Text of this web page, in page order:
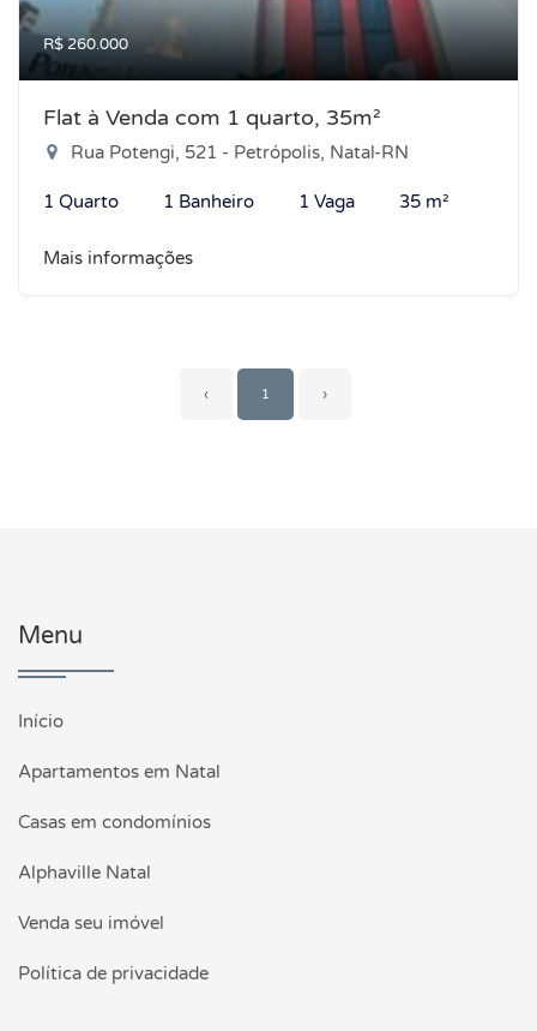
R$ 260.000
Flat à Venda com 1 quarto, 35m²
Rua Potengi, 521 - Petrópolis, Natal-RN
1 Quarto 1 Banheiro 1 Vaga 35 m²
Mais informações
‹ 1 ›
Menu
Início
Apartamentos em Natal
Casas em condomínios
Alphaville Natal
Venda seu imóvel
Política de privacidade